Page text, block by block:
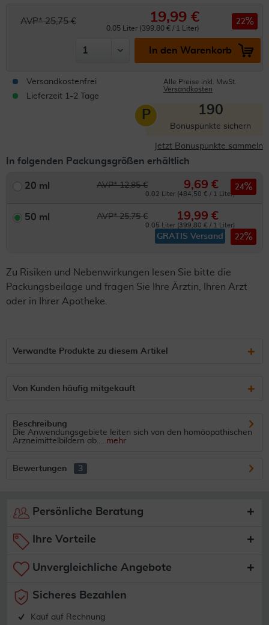
AVP* 25,75 € 19,99 €
0.05 Liter (399,80 € / 1 Liter)
22
In den Warenkorb
Versandkostenfrei
Lieferzeit 1-2 Tage
Alle Preise inkl. MwSt.
Versandkosten
P 190
Bonuspunkte sichern
Jetzt Bonuspunkte sammeln
In folgenden Packungsgrößen erhältlich
20 ml AVP* 12,85 € 9,69 €
0.02 Liter (484,50 € / 1 Liter)
24
50 ml AVP* 25,75 € 19,99 €
0.05 Liter (399,80 € / 1 Liter)
GRATIS Versand 22
Zu Risiken und Nebenwirkungen lesen Sie bitte die
Packungsbeilage und fragen Sie Ihre Ärztin, Ihren Arzt
oder in Ihrer Apotheke.
Verwandte Produkte zu diesem Artikel
Von Kunden häufig mitgekauft
Beschreibung
Die Anwendungsgebiete leiten sich von den homöopathischen
Arzneimittelbildern ab.... mehr
Bewertungen 3
Persönliche Beratung
Ihre Vorteile
Unvergleichliche Angebote
Sicheres Bezahlen
Kauf auf Rechnung